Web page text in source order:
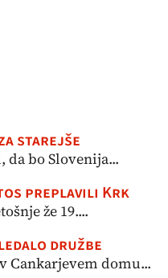
starejše
da bo Slovenija...
preplavili Krk
že 19....
družbe
Cankarjevem domu...